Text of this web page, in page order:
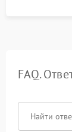
FAQ.